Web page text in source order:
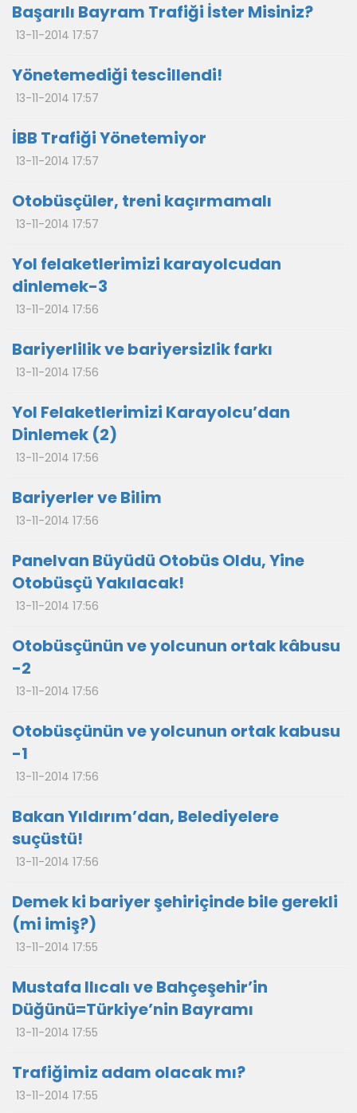
Başarılı Bayram Trafiği İster Misiniz?
13-11-2014 17:57
Yönetemediği tescillendi!
13-11-2014 17:57
İBB Trafiği Yönetemiyor
13-11-2014 17:57
Otobüsçüler, treni kaçırmamalı
13-11-2014 17:57
Yol felaketlerimizi karayolcudan
dinlemek-3
13-11-2014 17:56
Bariyerlilik ve bariyersizlik farkı
13-11-2014 17:56
Yol Felaketlerimizi Karayolcu’dan
Dinlemek (2)
13-11-2014 17:56
Bariyerler ve Bilim
13-11-2014 17:56
Panelvan Büyüdü Otobüs Oldu, Yine
Otobüsçü Yakılacak!
13-11-2014 17:56
Otobüsçünün ve yolcunun ortak kâbusu
-2
13-11-2014 17:56
Otobüsçünün ve yolcunun ortak kabusu
-1
13-11-2014 17:56
Bakan Yıldırım’dan, Belediyelere
suçüstü!
13-11-2014 17:56
Demek ki bariyer şehiriçinde bile gerekli
(mi imiş?)
13-11-2014 17:55
Mustafa Ilıcalı ve Bahçeşehir’in
Düğünü=Türkiye’nin Bayramı
13-11-2014 17:55
Trafiğimiz adam olacak mı?
13-11-2014 17:55